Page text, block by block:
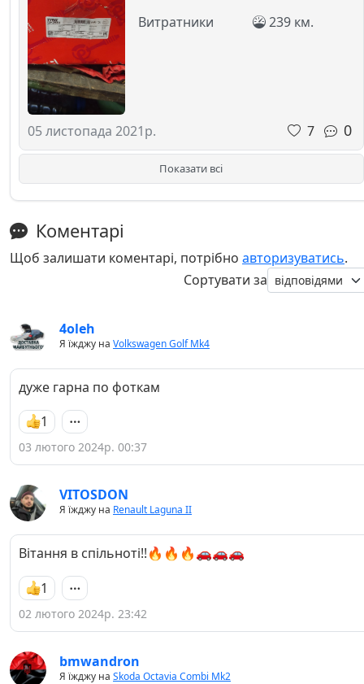
05 листопада 2021р.
Витратники 239 км.
7 0
Показати всі
Коментарі
Щоб залишати коментарі, потрібно авторизуватись.
Сортувати за
4oleh
Я їжджу на Volkswagen Golf Mk4
дуже гарна по фоткам
1
03 лютого 2024р. 00:37
VITOSDON
Я їжджу на Renault Laguna II
Вітання в спільноті!!🔥🔥🔥🚗🚗🚗
1
02 лютого 2024р. 23:42
bmwandron
Я їжджу на Skoda Octavia Combi Mk2